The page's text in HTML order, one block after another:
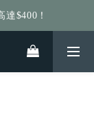
金！
$400！
！